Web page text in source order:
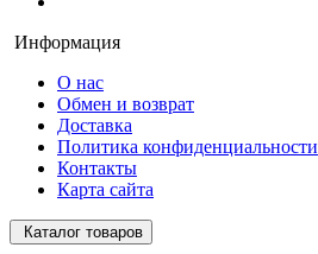
Информация
О нас
Обмен и возврат
Доставка
Политика конфиденциальности
Контакты
Карта сайта
Каталог товаров